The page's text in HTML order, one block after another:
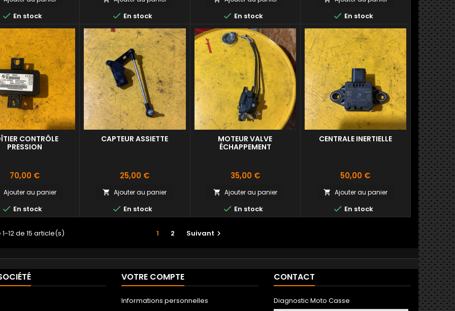
 En stock  En stock  En stock  En stock
CONTRÔLE
PRESSION
Prix
70,00 €
Ajouter au panier
 En stock
CAPTEUR ASSIETTE
Prix
25,00 €
 Ajouter au panier
 En stock
MOTEUR VALVE
ÉCHAPPEMENT
Prix
35,00 €
 Ajouter au panier
 En stock
CENTRALE INERTIELLE
Prix
50,00 €
 Ajouter au panier
 En stock
12 de 15 article(s) 1 2 Suivant 
VOTRE COMPTE
Informations personnelles
CONTACT
Diagnostic Moto Casse